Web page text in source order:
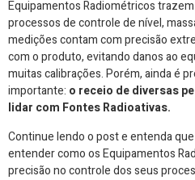
Equipamentos Radiométricos
processos de controle de nível,
medições contam com precisão
com o produto, evitando danos ao
muitas calibrações. Porém, ainda é
importante: o receio de diversas
lidar com Fontes Radioativas.
Continue lendo o post e entenda
entender como os Equipamentos
precisão no controle dos seus